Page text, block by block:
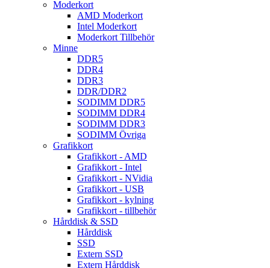
Moderkort
AMD Moderkort
Intel Moderkort
Moderkort Tillbehör
Minne
DDR5
DDR4
DDR3
DDR/DDR2
SODIMM DDR5
SODIMM DDR4
SODIMM DDR3
SODIMM Övriga
Grafikkort
Grafikkort - AMD
Grafikkort - Intel
Grafikkort - NVidia
Grafikkort - USB
Grafikkort - kylning
Grafikkort - tillbehör
Hårddisk & SSD
Hårddisk
SSD
Extern SSD
Extern Hårddisk